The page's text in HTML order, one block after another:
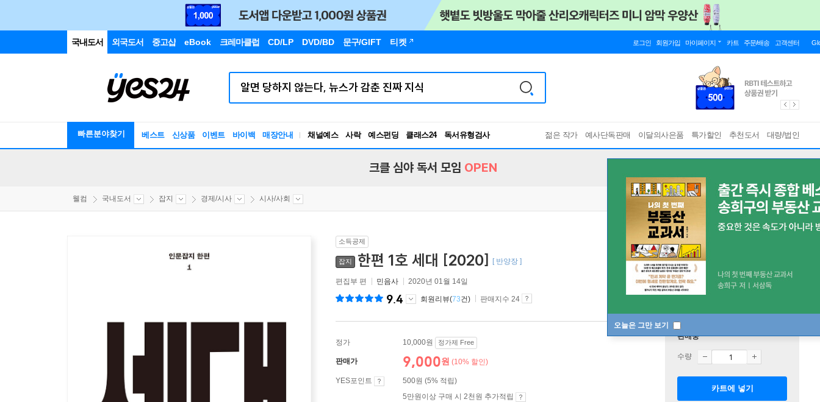
국내도서 외국도서 중고샵 eBook 크레마클럽 CD/LP DVD/BD 문구/GIFT 티켓 로그인 회원가입 마이페이지 카트 주문/배송 고객센터
빠른분야찾기 베스트 신상품 이벤트 바이백 매장안내 채널예스 사락 예스펀딩 클래스24
독서유형검사
RBTI Lab
젊은 작가 예사단독판매 이달의사은품 특가할인 추천도서 대량/법인
오늘은 그만 보기
크클 심야 독서 모임 OPEN
웰컴 국내도서 잡지 경제/시사 시사/사회
소득공제
잡지 한편 1호 세대 [2020] [ 반양장 ]
편집부 편 민음사 2020년 01월 14일
9.4 회원리뷰(73건) 판매지수 24
정가 10,000원 정가제 Free
판매가 9,000원 (10% 할인)
YES포인트
500원 (5% 적립)
5만원이상 구매 시 2천원 추가적립
판매중
수량
카트에 넣기